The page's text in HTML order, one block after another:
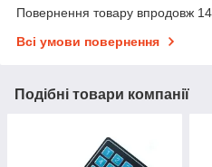
Повернення товару впродовж 14
Всі умови повернення
Подібні товари компанії